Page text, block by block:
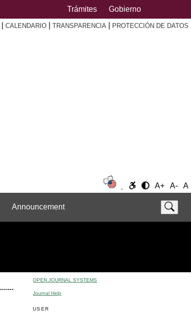
Trámites Gobierno
CALENDARIO TRANSPARENCIA PROTECCIÓN DE DATOS
A+ A- A
Announcement
OPEN JOURNAL SYSTEMS
Journal Help
USER